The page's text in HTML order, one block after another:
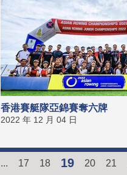
香港賽艇隊亞錦賽奪六牌
2022 年 12 月 04 日
... 17 18 19 20 21